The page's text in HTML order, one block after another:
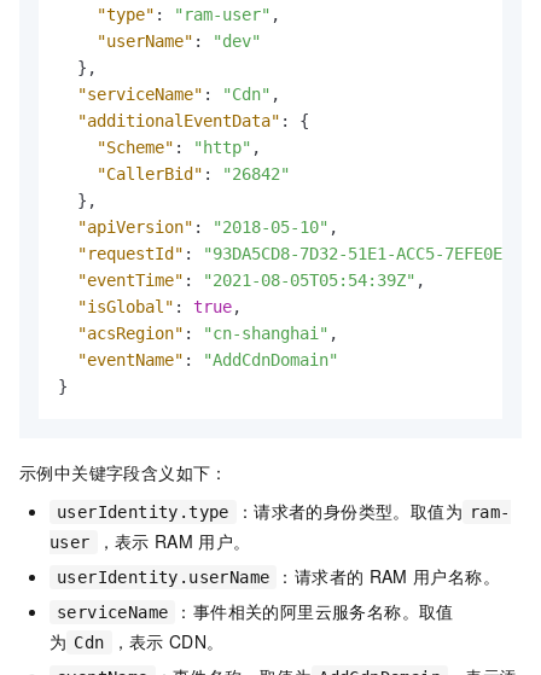
"type" : "ram-user" ,
"userName" :
"dev"
} ,
"serviceName" : "Cdn" ,
"additionalEventData" :
{
"Scheme" : "http" ,
"CallerBid" :
"26842"
} ,
"apiVersion" : "2018-05-10" ,
"requestId" :
"93DA5CD8-7D32-51E1-ACC5-
"eventTime" : "2021-08-05T05:54:39Z" ,
"isGlobal" : true,
"acsRegion" : "cn-shanghai" ,
"eventName" :
"AddCdnDomain"
}
示例中关键字段含义如下：
userIdentity.type ：请求者的身份类型。取值为 ram-
user
，表示 RAM 用户。
userIdentity.userName ：请求者的 RAM 用户名称。
serviceName
：事件相关的阿里云服务名称。取值
为 Cdn ，表示 CDN。